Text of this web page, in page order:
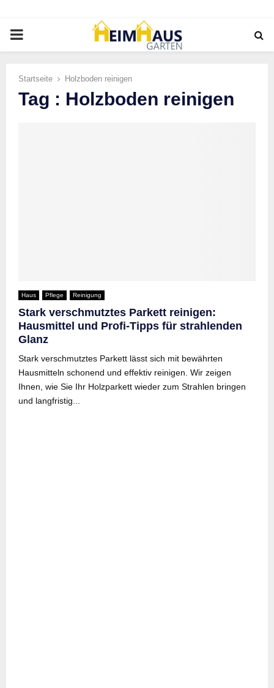
PRIMARY
Startseite Holzboden reinigen
Tag : Holzboden reinigen
Haus Pflege Reinigung
Stark verschmutztes Parkett reinigen:
Hausmittel und Profi-Tipps für strahlenden
Glanz
Stark verschmutztes Parkett lässt sich mit bewährten
Hausmitteln schonend und effektiv reinigen. Wir zeigen
Ihnen, wie Sie Ihr Holzparkett wieder zum Strahlen bringen
und langfristig...